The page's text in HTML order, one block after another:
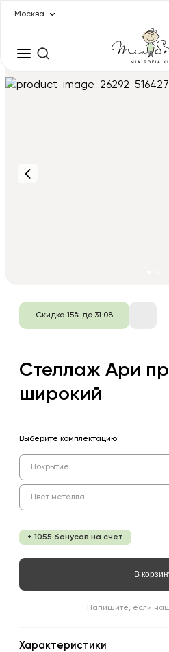
Москва
Скидка 15% до 31.08
Стеллаж Ари
широкий
Выберите комплектацию:
Покрытие
Цвет металла
+ 1055 бонусов на счет
В
Напишите, если
Характеристики